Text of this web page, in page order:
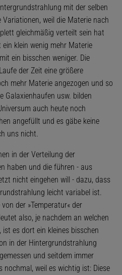
mit der selben
weil die Materie nach
gleichmäßig verteilt sein hat
klein wenig mehr Materie
ein bisschen weniger. Die
der Zeit eine größere
mehr Materie angezogen und so
Galaxienhaufen usw. bilden
auch heute noch
angefüllt und es gäbe keine
uns nicht.
in der Verteilung der
haben und die führen - aus
nicht eingehen will - dazu, dass
leicht variabel ist.
der »Temperatur« der
also, je nachdem an welchen
es dort ein kleines bisschen
in der Hintergrundstrahlung
und seitdem immer
nochmal, weil es wichtig ist: Diese